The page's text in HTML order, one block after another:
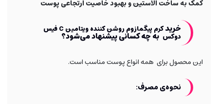
کمک به ساخت الاستین و بهبود خاصیت ارتجاعی پوست
خرید کرم پیگمازوم روشن کننده ویتامین C فیس
دوکس به چه کسانی پیشنهاد می‌شود؟
این محصول برای همه انواع پوست مناسب است.
نحوه‌ی مصرف: